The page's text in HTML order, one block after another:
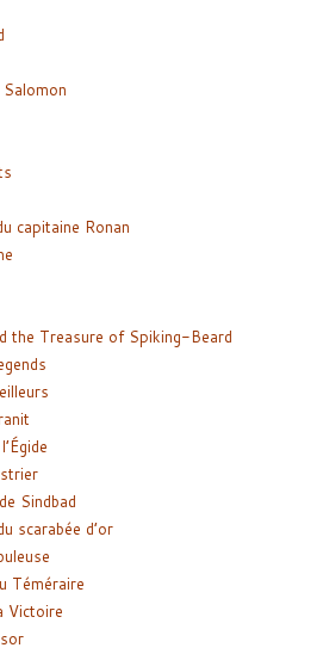
capitaine Ronan
the Treasure of Spiking-Beard
Sindbad
scarabée d’or
Téméraire
Victoire